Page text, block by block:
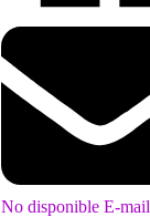
No disponible E-mail